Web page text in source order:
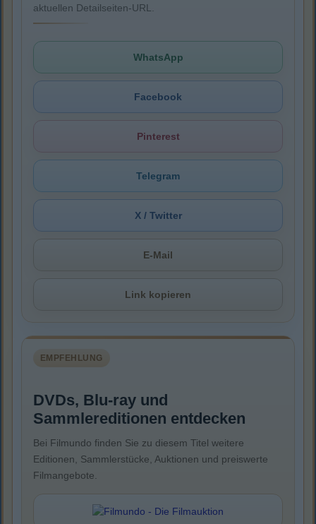
aktuellen Detailseiten-URL.
WhatsApp
Facebook
Pinterest
Telegram
X / Twitter
E-Mail
Link kopieren
EMPFEHLUNG
DVDs, Blu-ray und
Sammlereditionen entdecken
Bei Filmundo finden Sie zu diesem Titel weitere
Editionen, Sammlerstücke, Auktionen und preiswerte
Filmangebote.